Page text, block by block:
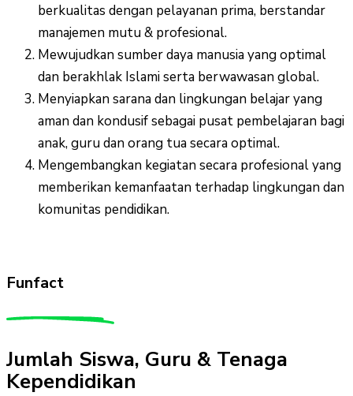
berkualitas dengan pelayanan prima, berstandar
manajemen mutu & profesional.
Mewujudkan sumber daya manusia yang optimal
dan berakhlak Islami serta berwawasan global.
Menyiapkan sarana dan lingkungan belajar yang
aman dan kondusif sebagai pusat pembelajaran bagi
anak, guru dan orang tua secara optimal.
Mengembangkan kegiatan secara profesional yang
memberikan kemanfaatan terhadap lingkungan dan
komunitas pendidikan.
Funfact
Jumlah Siswa, Guru & Tenaga
Kependidikan